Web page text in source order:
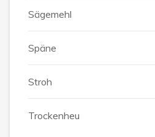
Sägemehl
Späne
Stroh
Trockenheu